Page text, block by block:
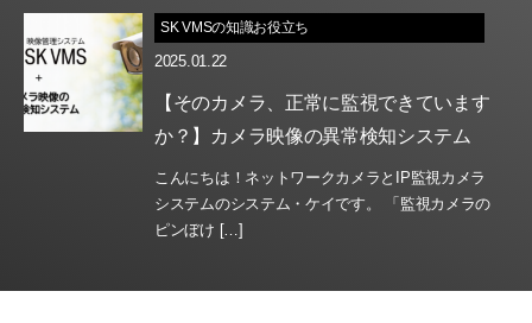
SK VMSの知識お役立ち
2025.01.22
【そのカメラ、正常に監視できています
か？】カメラ映像の異常検知システム
こんにちは！ネットワークカメラとIP監視カメラ
システムのシステム・ケイです。 「監視カメラの
ピンぼけ […]